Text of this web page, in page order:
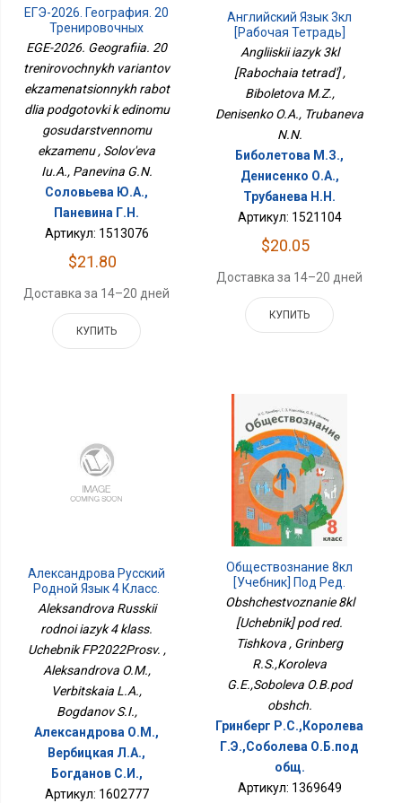
ЕГЭ-2026. География. 20
Тренировочных
Вариантов
Экзаменационных
Работ Для Подготовки К
Единому
Государственному
Экзамену
EGE-2026. Geografiia. 20
trenirovochnykh variantov
ekzamenatsionnykh rabot
dlia podgotovki k edinomu
gosudarstvennomu
ekzamenu , Solov'eva
Iu.A., Panevina G.N.
Соловьева Ю.А.,
Паневина Г.Н.
Артикул: 1513076
$21.80
Доставка за 14–20 дней
КУПИТЬ
Английский Язык 3кл
[Рабочая Тетрадь]
Angliiskii iazyk 3kl
[Rabochaia tetrad'] ,
Biboletova M.Z.,
Denisenko O.A., Trubaneva
N.N.
Биболетова М.З.,
Денисенко О.А.,
Трубанева Н.Н.
Артикул: 1521104
$20.05
Доставка за 14–20 дней
КУПИТЬ
Александрова Русский
Родной Язык 4 Класс.
Учебник ФП2022Просв.
Aleksandrova Russkii
rodnoi iazyk 4 klass.
Uchebnik FP2022Prosv. ,
Aleksandrova O.M.,
Verbitskaia L.A.,
Bogdanov S.I.,
Александрова О.М.,
Вербицкая Л.А.,
Богданов С.И.,
Артикул: 1602777
Обществознание 8кл
[Учебник] Под Ред.
Тишкова
Obshchestvoznanie 8kl
[Uchebnik] pod red.
Tishkova , Grinberg
R.S.,Koroleva
G.E.,Soboleva O.B.pod
obshch.
Гринберг Р.С.,Королева
Г.Э.,Соболева О.Б.под
общ.
Артикул: 1369649